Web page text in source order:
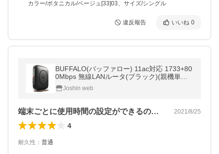
カラー/ボタニカル/ベージュ[33]03、サイズ/シングル
違反報告 いいね 0
BUFFALO(バッファロー) 11ac対応 1733+80
0Mbps 無線LANルータ(ブラック)(親機単体)
WSR-2533DHP3-BK 返品種別A
Joshin web
端末ごとに使用時間の設定ができるので購… 2021/8/25
4
耐久性 ： 普通